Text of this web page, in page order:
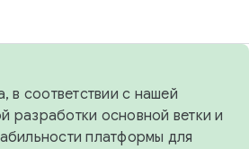
в соответствии с нашей
разработки основной ветки и
платформы для